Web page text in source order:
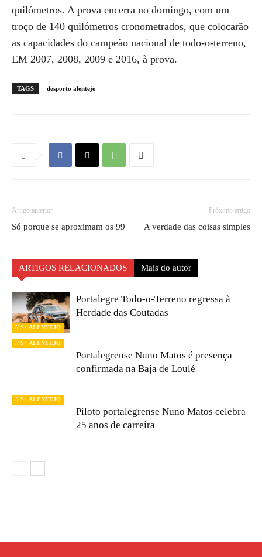
quilómetros. A prova encerra no domingo, com um
troço de 140 quilómetros cronometrados, que colocarão
as capacidades do campeão nacional de todo-o-terreno,
EM 2007, 2008, 2009 e 2016, à prova.
TAGS desporto alentejo
Artigo anterior
Só porque se aproximam os 99
Próximo artigo
A verdade das coisas simples
ARTIGOS RELACIONADOS Mais do autor
// S+ ALENTEJO
Portalegre Todo-o-Terreno regressa à
Herdade das Coutadas
// S+ ALENTEJO
Portalegrense Nuno Matos é presença
confirmada na Baja de Loulé
// S+ ALENTEJO
Piloto portalegrense Nuno Matos celebra
25 anos de carreira